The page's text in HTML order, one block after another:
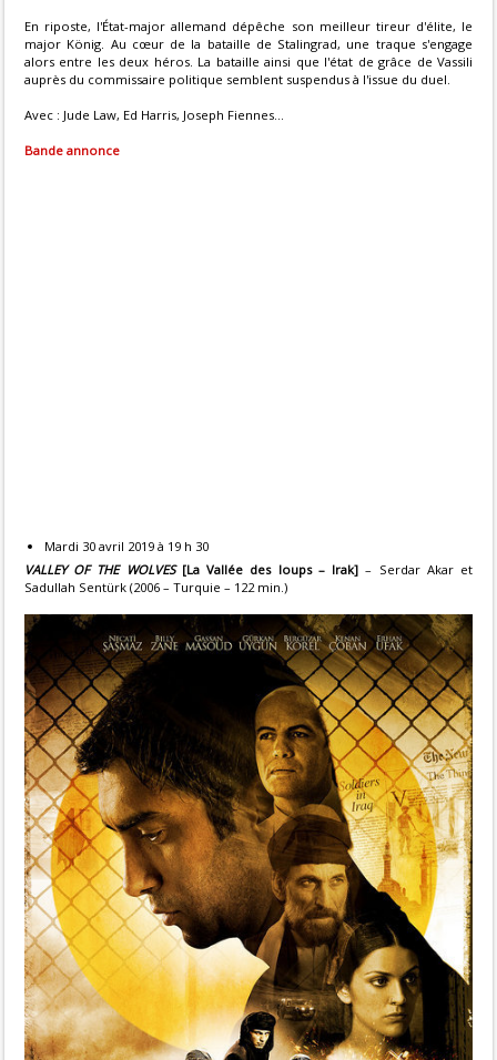
En riposte, l'État-major allemand dépêche son meilleur tireur d'élite, le
major König. Au cœur de la bataille de Stalingrad, une traque s'engage
alors entre les deux héros. La bataille ainsi que l'état de grâce de Vassili
auprès du commissaire politique semblent suspendus à l'issue du duel.
Avec : Jude Law, Ed Harris, Joseph Fiennes...
Bande annonce
Mardi 30 avril 2019 à 19 h 30
VALLEY OF THE WOLVES [La Vallée des loups – Irak]– Serdar Akar et
Sadullah Sentürk (2006 – Turquie – 122 min.)